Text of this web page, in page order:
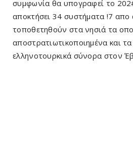
συμφωνία θα υπογραφεί το
αποκτήσει 34 συστήματα !7 απο
τοποθετηθούν στα νησιά τα
αποστρατιωτικοποιημένα και
ελληνοτουρκικά σύνορα στον